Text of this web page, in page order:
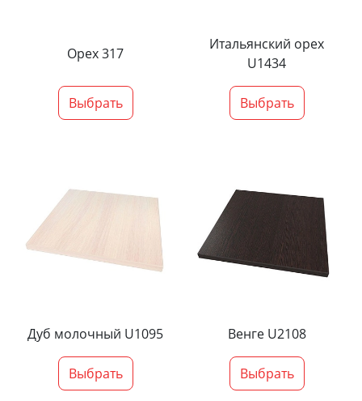
Орех 317
Выбрать
Итальянский орех
U1434
Выбрать
Дуб молочный U1095
Выбрать
Венге U2108
Выбрать